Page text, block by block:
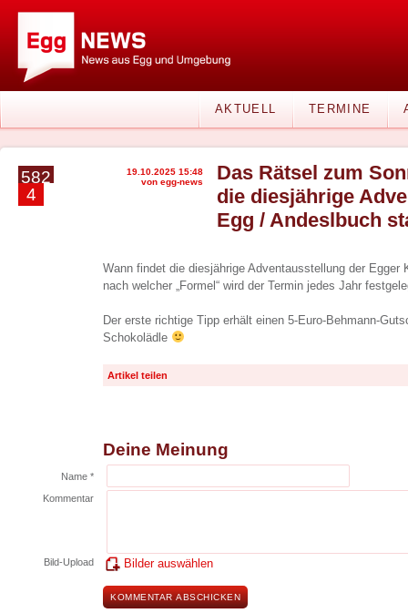
AKTUELL TERMINE
582
4
19.10.2025 15:48
von egg-news
Das Rätsel zum
die diesjährige
Egg / Andeslbuch
Wann findet die diesjährige Adventausstellung der Egger
nach welcher „Formel“ wird der Termin jedes Jahr
Der erste richtige Tipp erhält einen 5-Euro-Behmann-
Schokolädle
Artikel teilen
Deine Meinung
Name *
Kommentar
Bild-Upload Bilder auswählen